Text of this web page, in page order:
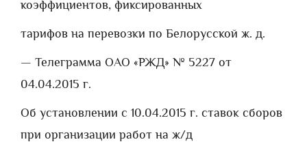
коэффициентов, фиксированных
тарифов на перевозки по Белорусской ж. д.
— Телеграмма ОАО «РЖД» № 5227 от
04.04.2015 г.
Об установлении с 10.04.2015 г. ставок сборов
при организации работ на ж/д